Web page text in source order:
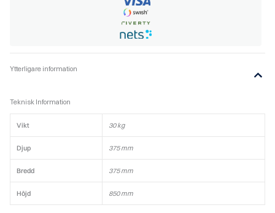
Ytterligare information
Teknisk Information
Vikt 30 kg
Djup 375 mm
Bredd 375 mm
Höjd 850 mm